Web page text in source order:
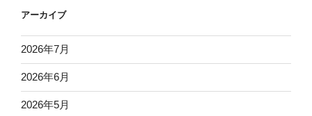
アーカイブ
2026年7月
2026年6月
2026年5月